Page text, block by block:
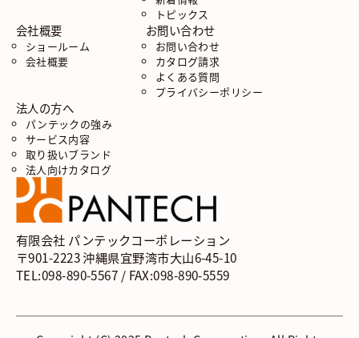
トピックス
会社概要
ショールーム
会社概要
お問い合わせ
お問い合わせ
カタログ請求
よくある質問
プライバシーポリシー
法人の方へ
パンテックの強み
サービス内容
取り扱いブランド
法人向けカタログ
有限会社 パンテックコーポレーション
〒901-2223 沖縄県宜野湾市大山6-45-10
TEL:098-890-5567 / FAX:098-890-5559